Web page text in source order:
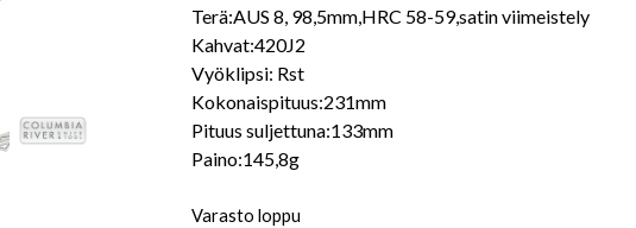
Terä:AUS 8, 98,5mm,HRC 58-59,satin viimeistely
Kahvat:420J2
Vyöklipsi: Rst
Kokonaispituus:231mm
Pituus suljettuna:133mm
Paino:145,8g
Varasto loppu